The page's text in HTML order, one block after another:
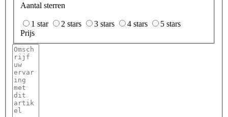
Aantal sterren
1 star 2 stars 3 stars 4 stars
5 stars
Prijs